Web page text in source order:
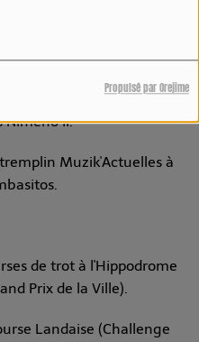
Propulsé par Orejime
picadors (Ganaderia du
Nimeño II.
Muzik'Actuelles à
de trot à l'Hippodrome
Prix de la Ville).
Landaise (Challenge